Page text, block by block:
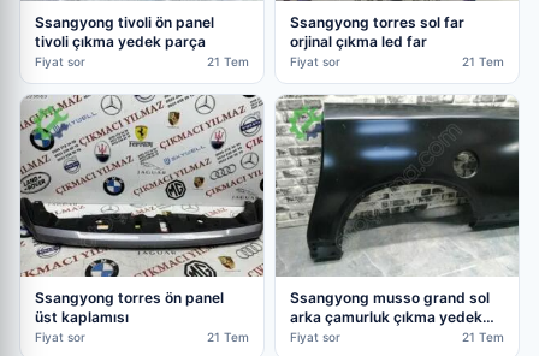
Ssangyong tivoli ön panel
tivoli çıkma yedek parça
Fiyat sor 21 Tem
Ssangyong torres sol far
orjinal çıkma led far
Fiyat sor 21 Tem
Ssangyong torres ön panel
üst kaplamısı
Fiyat sor 21 Tem
Ssangyong musso grand sol
arka çamurluk çıkma yedek
parça
Fiyat sor 21 Tem